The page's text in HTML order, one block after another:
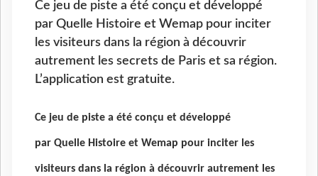
Ce jeu de piste a été conçu et développé
par Quelle Histoire et Wemap pour inciter
les visiteurs dans la région à découvrir
autrement les secrets de Paris et sa région.
L’application est gratuite.
Ce jeu de piste a été conçu et développé
par Quelle Histoire et Wemap pour inciter les
visiteurs dans la région à découvrir autrement les